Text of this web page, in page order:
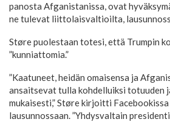
panosta Afganistanissa, ovat
ne tulevat liittolaisvaltioilta,
Støre puolestaan totesi, että Trumpin
”kunniattomia.”
”Kaatuneet, heidän omaisensa ja
ansaitsevat tulla kohdelluiksi totuuden
mukaisesti,” Støre kirjoitti
lausunnossaan. ”Yhdysvaltain